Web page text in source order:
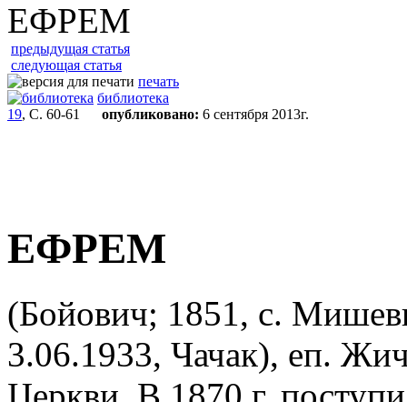
ЕФРЕМ
предыдущая статья
следующая статья
печать
библиотека
19, С. 60-61 опубликовано: 6 сентября 2013г.
ЕФРЕМ
(Бойович; 1851, с.
3.06.1933, Чачак), еп.